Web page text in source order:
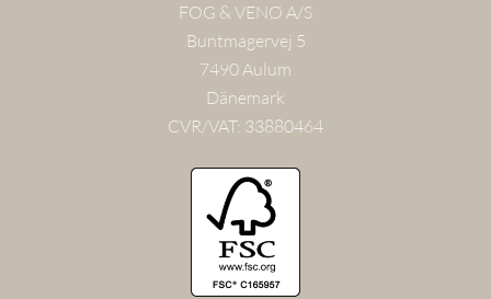
FOG & VENØ A/S
Buntmagervej 5
7490 Aulum
Dänemark
CVR/VAT: 33880464